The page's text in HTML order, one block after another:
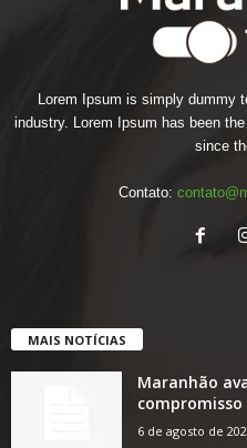
Lorem Ipsum is simply dummy
industry. Lorem Ipsum has been
since
Contato:
MAIS NOTÍCIAS
Maranhão
6 de agosto de